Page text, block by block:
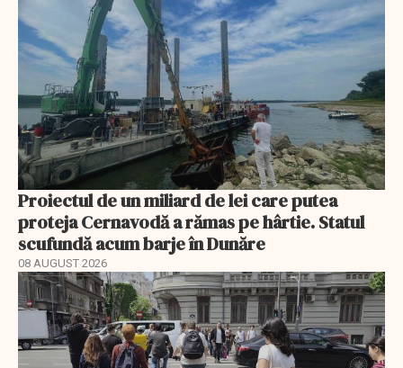
Proiectul de un miliard de lei care putea
proteja Cernavodă a rămas pe hârtie. Statul
scufundă acum barje în Dunăre
08 AUGUST 2026